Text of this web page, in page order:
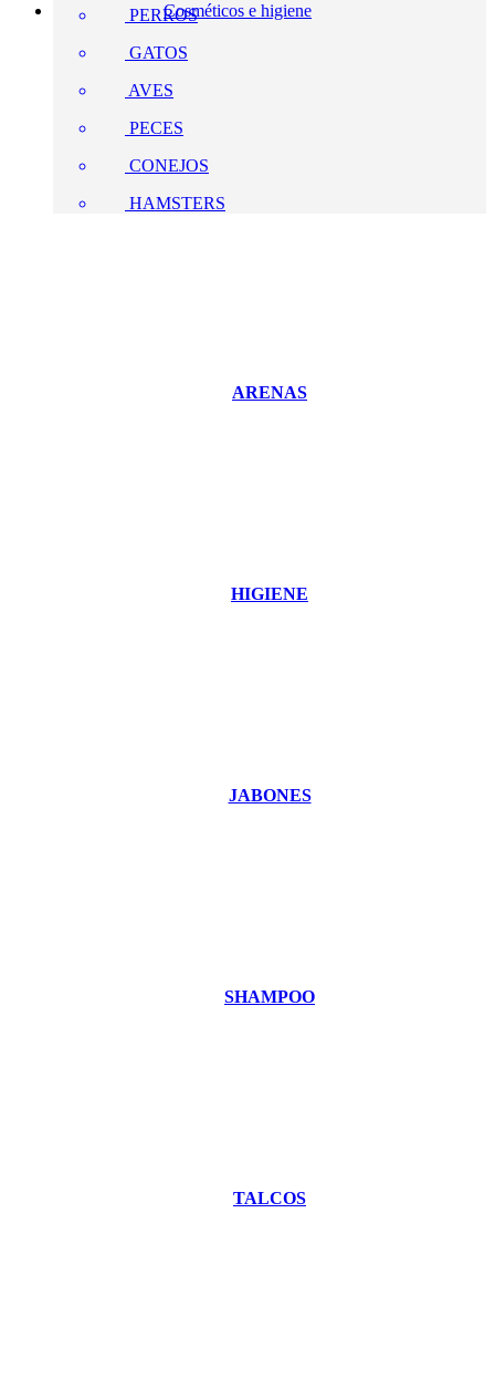
Cosméticos e higiene
PERROS
GATOS
AVES
PECES
CONEJOS
HAMSTERS
ARENAS
HIGIENE
JABONES
SHAMPOO
TALCOS